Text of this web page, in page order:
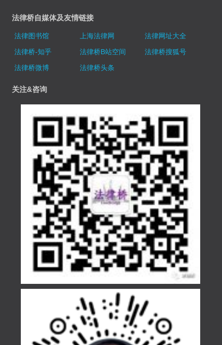
法律桥自媒体及友情链接
法律图书馆 上海法律网
法律网址大全
法律桥-知乎
法律桥B站空间
法律桥搜狐号
法律桥微博
法律桥头条
关注&咨询